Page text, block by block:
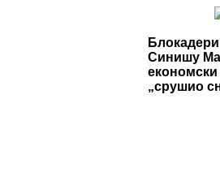
Синишу
„срушио